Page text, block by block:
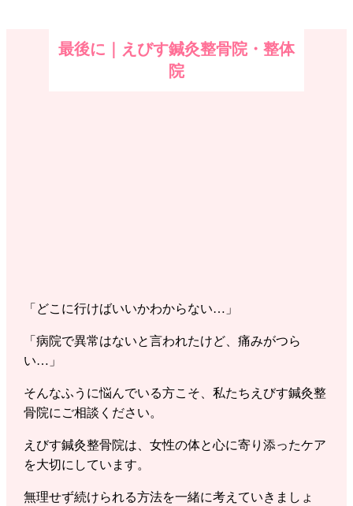
最後に｜えびす鍼灸整骨院・整体
院
「どこに行けばいいかわからない…」
「病院で異常はないと言われたけど、痛みがつら
い…」
そんなふうに悩んでいる方こそ、私たちえびす鍼灸整
骨院にご相談ください。
えびす鍼灸整骨院は、女性の体と心に寄り添ったケア
を大切にしています。
無理せず続けられる方法を一緒に考えていきましょ